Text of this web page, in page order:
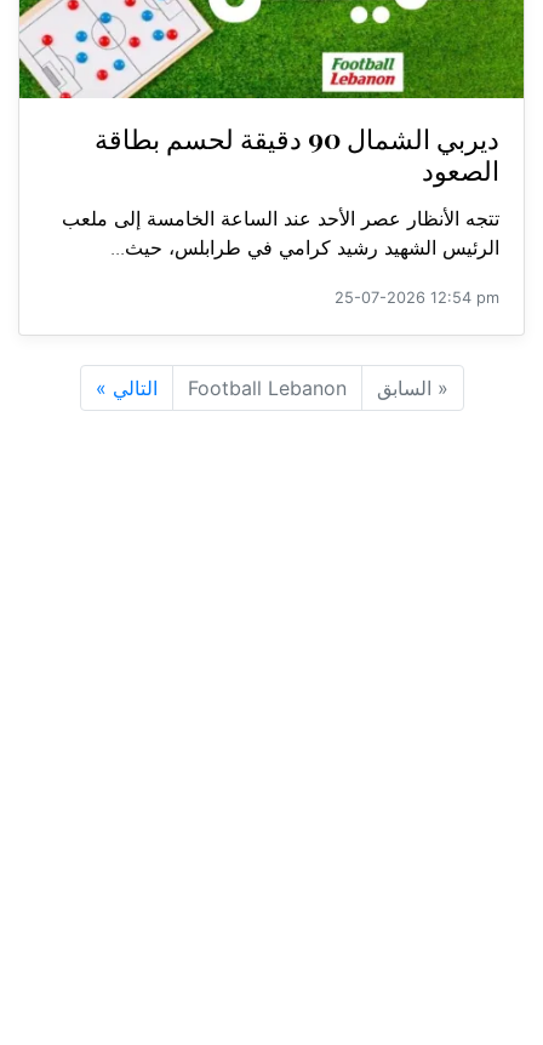
ديربي الشمال 90 دقيقة لحسم بطاقة
الصعود
تتجه الأنظار عصر الأحد عند الساعة الخامسة إلى ملعب
الرئيس الشهيد رشيد كرامي في طرابلس، حيث...
25-07-2026 12:54 pm
« السابق Football Lebanon التالي »